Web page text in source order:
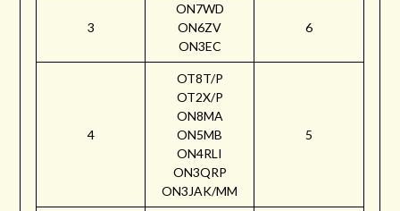
3
ON7WD
ON6ZV
ON3EC
6
4
OT8T/P
OT2X/P
ON8MA
ON5MB
ON4RLI
ON3QRP
ON3JAK/MM
5